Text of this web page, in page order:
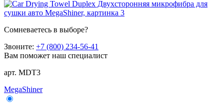
Сомневаетесь в выборе?
Звоните: +7 (800) 234-56-41
Вам поможет наш специалист
арт. MDT3
MegaShiner